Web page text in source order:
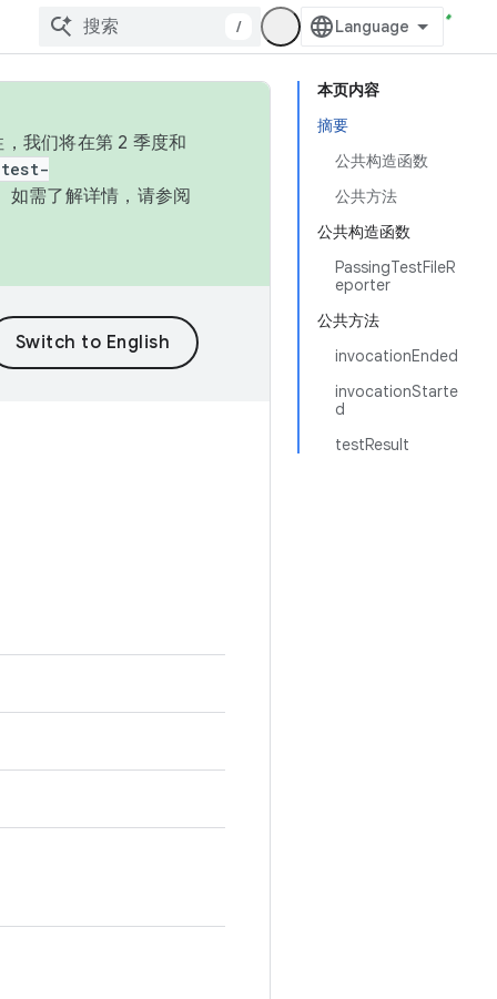
/
本页内容
摘要
公共构造函数
公共方法
公共构造函数
PassingTestFileR
eporter
公共方法
invocationEnded
invocationStarte
d
testResult
我们将在第 2 季度和
如需了解详情，请参阅